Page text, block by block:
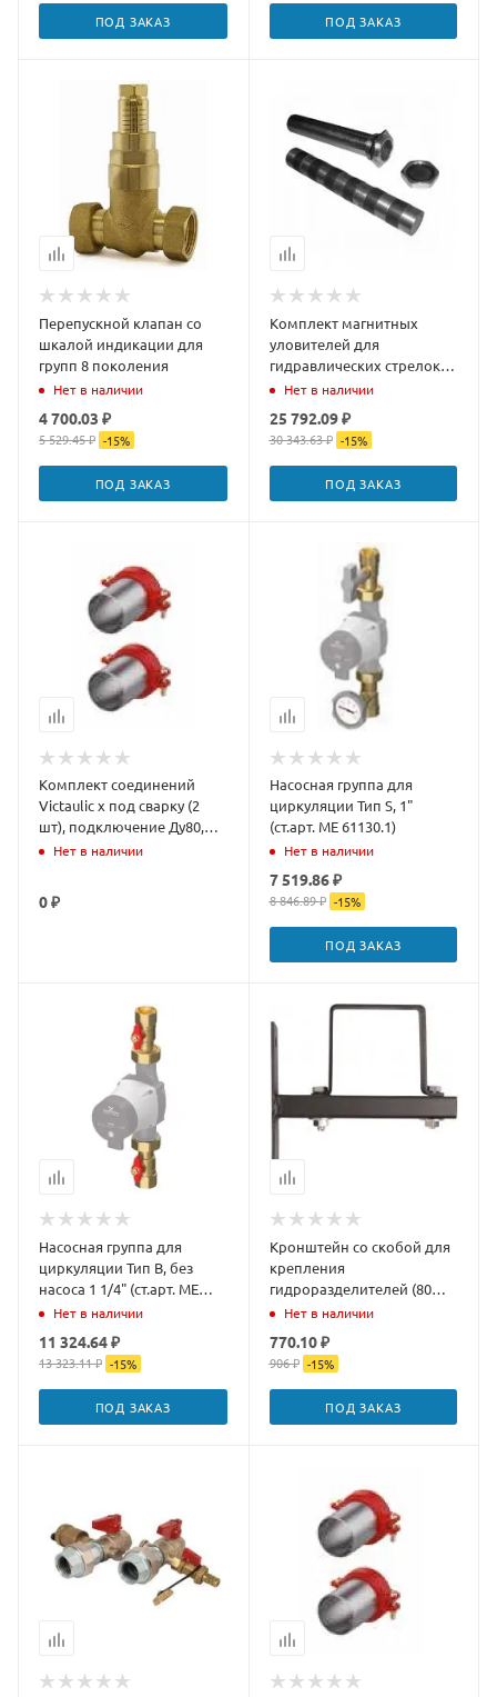
ПОД ЗАКАЗ ПОД ЗАКАЗ
Перепускной клапан со
шкалой индикации для
групп 8 поколения
Нет в наличии
4 700.03 ₽
5 529.45 ₽ -15%
ПОД ЗАКАЗ
Комплект магнитных
уловителей для
гидравлических стрелок
85 кВт
Нет в наличии
25 792.09 ₽
30 343.63 ₽ -15%
ПОД ЗАКАЗ
Комплект соединений
Victaulic x под сварку (2
шт), подключение Ду80,
патрубок под сварку Ду80
Нет в наличии
0 ₽
Насосная группа для
циркуляции Тип S, 1"
(ст.арт. ME 61130.1)
Нет в наличии
7 519.86 ₽
8 846.89 ₽ -15%
ПОД ЗАКАЗ
Насосная группа для
циркуляции Тип B, без
насоса 1 1/4" (ст.арт. ME
61825)
Нет в наличии
11 324.64 ₽
13 323.11 ₽ -15%
ПОД ЗАКАЗ
Кронштейн со скобой для
крепления
гидроразделителей (80
мм) Rommer
Нет в наличии
770.10 ₽
906 ₽ -15%
ПОД ЗАКАЗ